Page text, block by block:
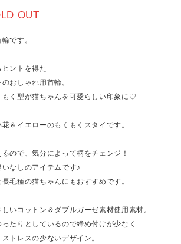
OUT
です。
ントを得た
おしゃれ用首輪。
もく型が猫ちゃんを可愛らしい印象に♡
＆イエローのもくもくスタイです。
ので、気分によって柄をチェンジ！
なしのアイテムです♪
毛種の猫ちゃんにもおすすめです。
いコットン＆ダブルガーゼ素材使用素材。
たりとしているので締め付けが少なく
トレスの少ないデザイン。